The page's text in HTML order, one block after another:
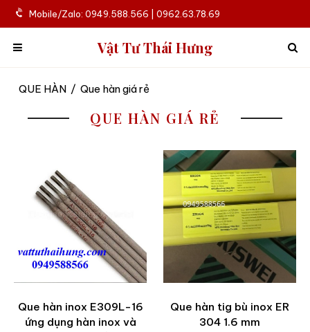
Mobile/Zalo: 0949.588.566 | 0962.63.78.69
Vật Tư Thái Hưng
QUE HÀN / Que hàn giá rẻ
QUE HÀN GIÁ RẺ
Que hàn inox E309L-16
ứng dụng hàn inox và
Que hàn tig bù inox ER
304 1.6 mm